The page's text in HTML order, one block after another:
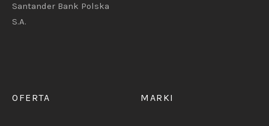
Santander Bank Polska
S.A.
OFERTA MARKI